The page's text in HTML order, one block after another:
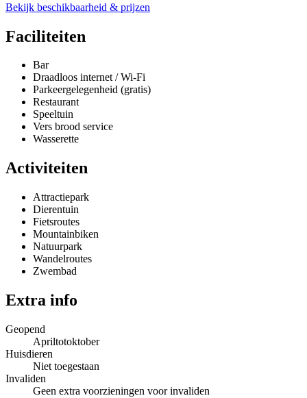
Bekijk beschikbaarheid & prijzen
Faciliteiten
Bar
Draadloos internet / Wi-Fi
Parkeergelegenheid (gratis)
Restaurant
Speeltuin
Vers brood service
Wasserette
Activiteiten
Attractiepark
Dierentuin
Fietsroutes
Mountainbiken
Natuurpark
Wandelroutes
Zwembad
Extra info
Geopend
Apriltotoktober
Huisdieren
Niet toegestaan
Invaliden
Geen extra voorzieningen voor invaliden